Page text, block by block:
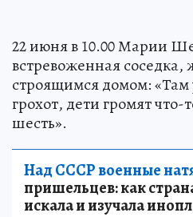
22 июня в 10.00 Марии
встревоженная
строящимся домом: «Там
грохот, дети громят что-
шесть».
Над СССР военные
пришельцев: как
искала и изучала